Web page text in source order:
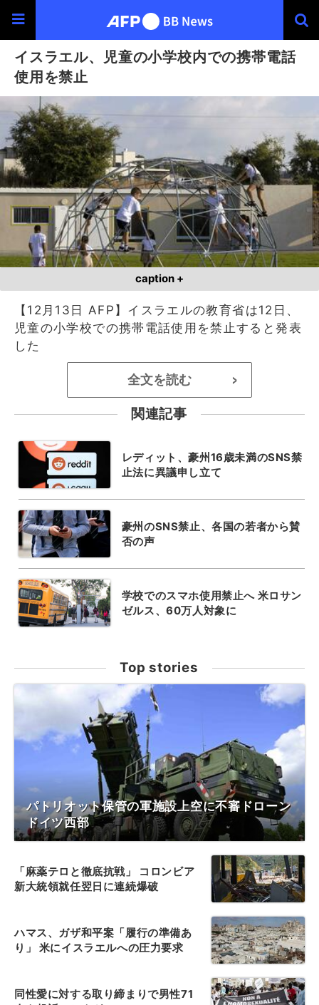
イスラエル、児童の小学校内での携帯電話
使用を禁止
caption +
【12月13日 AFP】イスラエルの教育省は12日、
児童の小学校での携帯電話使用を禁止すると発表
した
全文を読む >
関連記事
レディット、豪州16歳未満のSNS禁
止法に異議申し立て
豪州のSNS禁止、各国の若者から賛
否の声
学校でのスマホ使用禁止へ 米ロサン
ゼルス、60万人対象に
Top stories
パトリオット保管の軍施設上空に不審ドローン
ドイツ西部
「麻薬テロと徹底抗戦」 コロンビア
新大統領就任翌日に連続爆破
ハマス、ガザ和平案「履行の準備あ
り」 米にイスラエルへの圧力要求
同性愛に対する取り締まりで男性71